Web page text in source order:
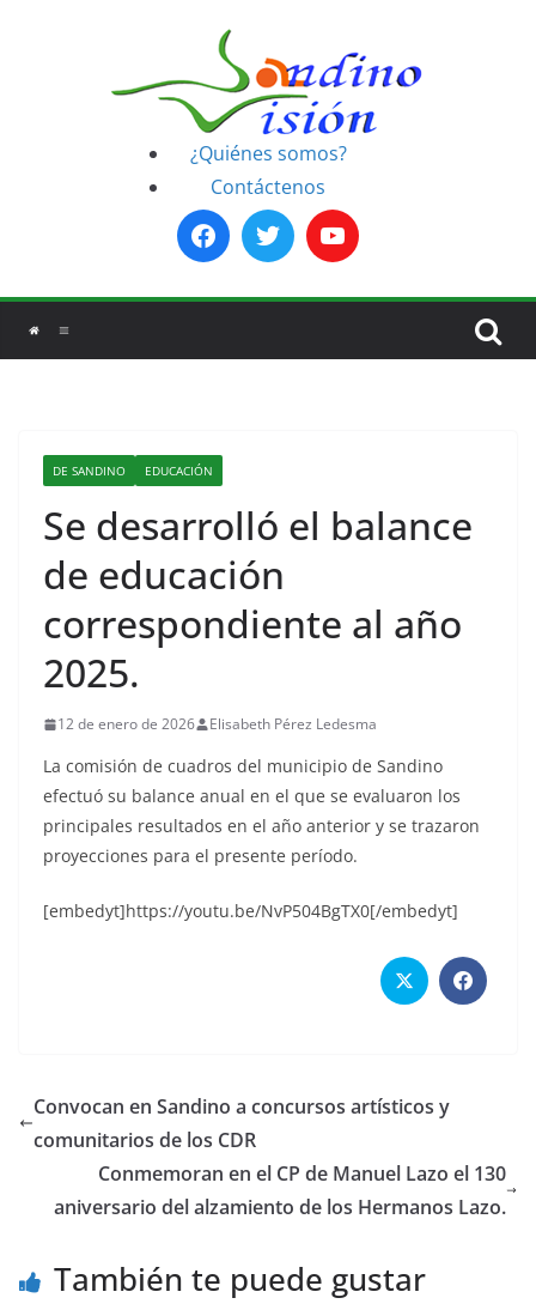
¿Quiénes somos?
Contáctenos
DE SANDINO EDUCACIÓN
Se desarrolló el balance
de educación
correspondiente al año
2025.
12 de enero de 2026 Elisabeth Pérez Ledesma
La comisión de cuadros del municipio de Sandino
efectuó su balance anual en el que se evaluaron los
principales resultados en el año anterior y se trazaron
proyecciones para el presente período.
[embedyt]https://youtu.be/NvP504BgTX0[/embedyt]
Convocan en Sandino a concursos artísticos y
comunitarios de los CDR
Conmemoran en el CP de Manuel Lazo el 130
aniversario del alzamiento de los Hermanos Lazo.
También te puede gustar